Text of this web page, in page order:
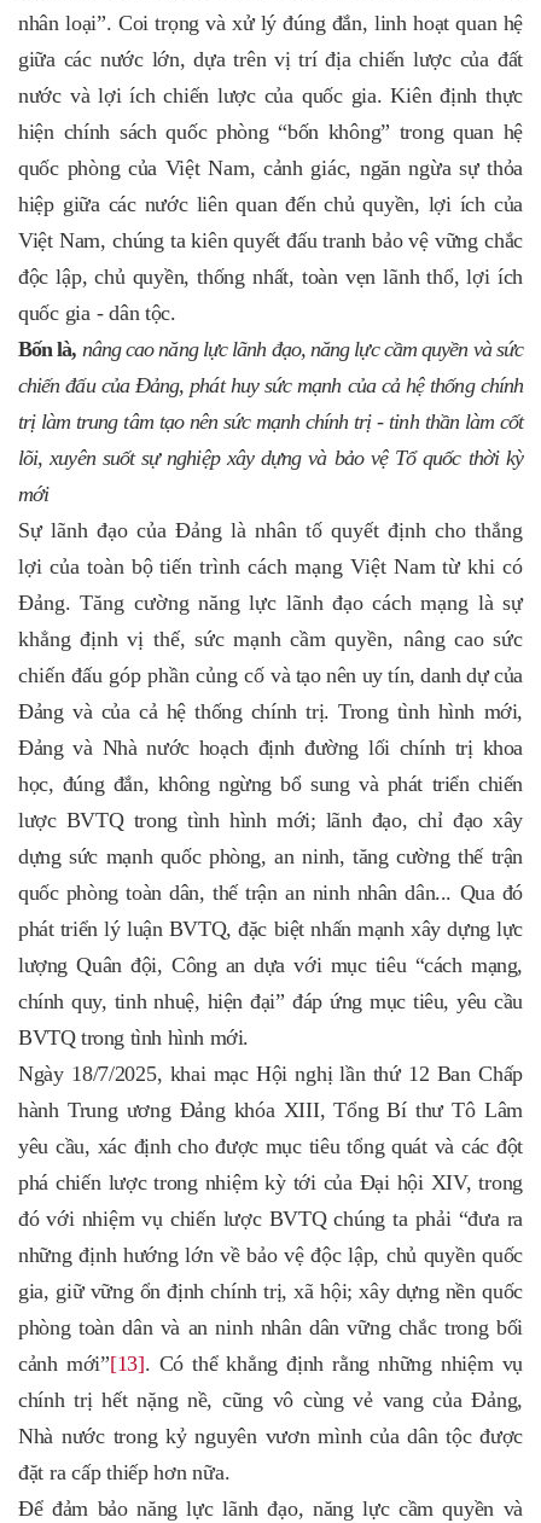
nhân loại”. Coi trọng và xử lý đúng đắn, linh hoạt quan hệ
giữa các nước lớn, dựa trên vị trí địa chiến lược của đất
nước và lợi ích chiến lược của quốc gia. Kiên định thực
hiện chính sách quốc phòng “bốn không” trong quan hệ
quốc phòng của Việt Nam, cảnh giác, ngăn ngừa sự thỏa
hiệp giữa các nước liên quan đến chủ quyền, lợi ích của
Việt Nam, chúng ta kiên quyết đấu tranh bảo vệ vững chắc
độc lập, chủ quyền, thống nhất, toàn vẹn lãnh thổ, lợi ích
quốc gia - dân tộc.
Bốn là, nâng cao năng lực lãnh đạo, năng lực cầm quyền và sức
chiến đấu của Đảng, phát huy sức mạnh của cả hệ thống chính
trị làm trung tâm tạo nên sức mạnh chính trị - tinh thần làm cốt
lõi, xuyên suốt sự nghiệp xây dựng và bảo vệ Tổ quốc thời kỳ
mới
Sự lãnh đạo của Đảng là nhân tố quyết định cho thắng
lợi của toàn bộ tiến trình cách mạng Việt Nam từ khi có
Đảng. Tăng cường năng lực lãnh đạo cách mạng là sự
khẳng định vị thế, sức mạnh cầm quyền, nâng cao sức
chiến đấu góp phần củng cố và tạo nên uy tín, danh dự của
Đảng và của cả hệ thống chính trị. Trong tình hình mới,
Đảng và Nhà nước hoạch định đường lối chính trị khoa
học, đúng đắn, không ngừng bổ sung và phát triển chiến
lược BVTQ trong tình hình mới; lãnh đạo, chỉ đạo xây
dựng sức mạnh quốc phòng, an ninh, tăng cường thế trận
quốc phòng toàn dân, thế trận an ninh nhân dân... Qua đó
phát triển lý luận BVTQ, đặc biệt nhấn mạnh xây dựng lực
lượng Quân đội, Công an dựa với mục tiêu “cách mạng,
chính quy, tinh nhuệ, hiện đại” đáp ứng mục tiêu, yêu cầu
BVTQ trong tình hình mới.
Ngày 18/7/2025, khai mạc Hội nghị lần thứ 12 Ban Chấp
hành Trung ương Đảng khóa XIII, Tổng Bí thư Tô Lâm
yêu cầu, xác định cho được mục tiêu tổng quát và các đột
phá chiến lược trong nhiệm kỳ tới của Đại hội XIV, trong
đó với nhiệm vụ chiến lược BVTQ chúng ta phải “đưa ra
những định hướng lớn về bảo vệ độc lập, chủ quyền quốc
gia, giữ vững ổn định chính trị, xã hội; xây dựng nền quốc
phòng toàn dân và an ninh nhân dân vững chắc trong bối
cảnh mới”[13]. Có thể khẳng định rằng những nhiệm vụ
chính trị hết nặng nề, cũng vô cùng vẻ vang của Đảng,
Nhà nước trong kỷ nguyên vươn mình của dân tộc được
đặt ra cấp thiếp hơn nữa.
Để đảm bảo năng lực lãnh đạo, năng lực cầm quyền và